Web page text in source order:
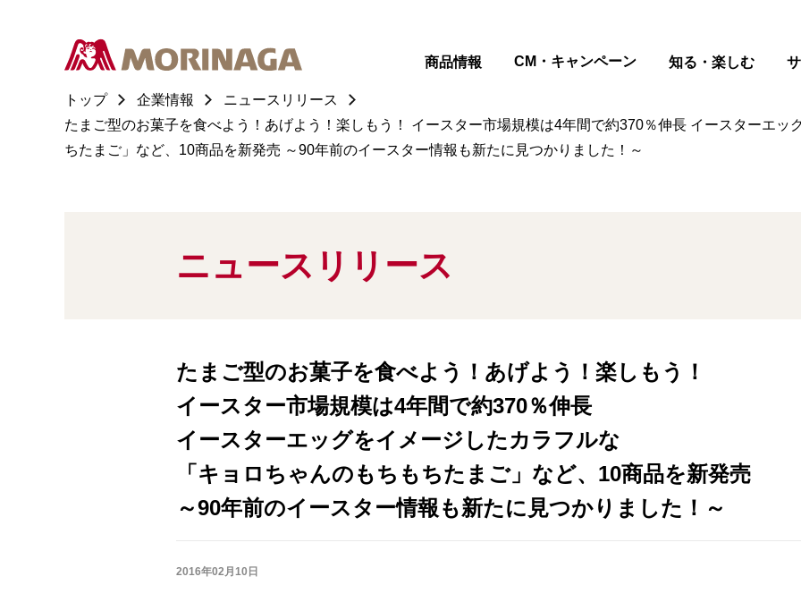
商品情報 CM・キャンペーン 知る・楽しむ
トップ 企業情報
ニュースリリース
たまご型のお菓子を食べよう！あげよう！楽しもう！ イースター市場規模は4年間で約370％伸長 イースターエ
ちたまご」など、10商品を新発売 ～90年前のイースター情報も新たに見つかりました！～
ニュースリリース
たまご型のお菓子を食べよう！あげよう！楽しもう！
イースター市場規模は4年間で約370％伸長
イースターエッグをイメージしたカラフルな
「キョロちゃんのもちもちたまご」など、10商品を新発売
～90年前のイースター情報も新たに見つかりました！～
2016年02月10日